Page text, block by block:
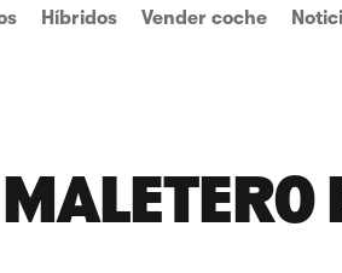
Híbridos Vender coche